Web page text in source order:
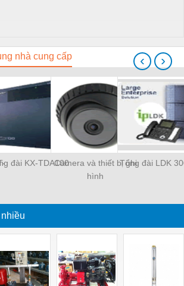
nhà cung cấp
đài KX-TDA100Camera và thiết bị ghi
hình
Tổng đài LDK
‹ ›